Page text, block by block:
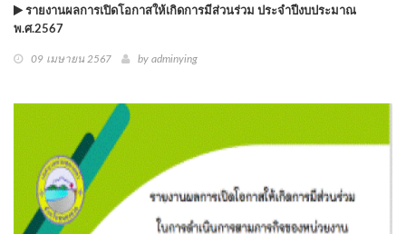
รายงานผลการเปิดโอกาสให้เกิดการมีส่วนร่วม ประจำปีงบประมาณ
พ.ศ.2567
09 เมษายน 2567 by adminying